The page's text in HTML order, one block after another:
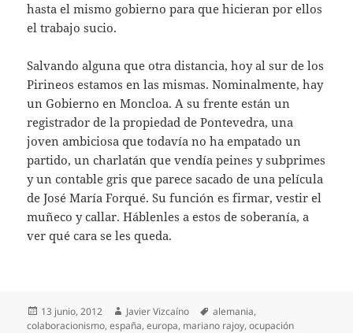
hasta el mismo gobierno para que hicieran por ellos
el trabajo sucio.
Salvando alguna que otra distancia, hoy al sur de los
Pirineos estamos en las mismas. Nominalmente, hay
un Gobierno en Moncloa. A su frente están un
registrador de la propiedad de Pontevedra, una
joven ambiciosa que todavía no ha empatado un
partido, un charlatán que vendía peines y subprimes
y un contable gris que parece sacado de una película
de José María Forqué. Su función es firmar, vestir el
muñeco y callar. Háblenles a estos de soberanía, a
ver qué cara se les queda.
Publicado
el
13 junio, 2012 Autor
Javier Vizcaíno Etiquetas
alemania,
colaboracionismo,españa,europa, mariano rajoy,ocupación